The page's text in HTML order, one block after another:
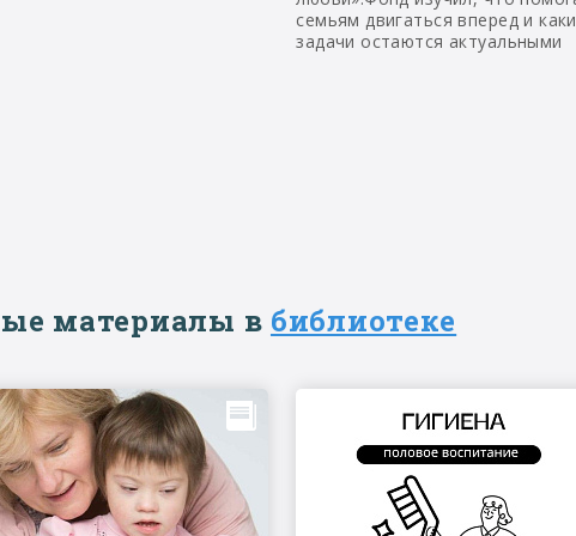
семьям двигаться вперед и
задачи остаются актуальными
материалы в библиотеке